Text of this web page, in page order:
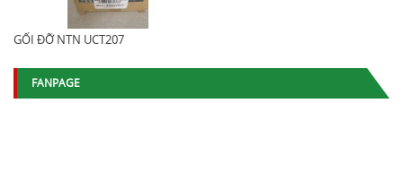
GỐI ĐỠ NTN UCT207
FANPAGE